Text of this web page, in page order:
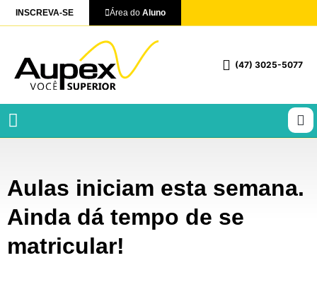
INSCREVA-SE Área do Aluno
(47) 3025-5077
Aulas iniciam esta semana.
Ainda dá tempo de se
matricular!